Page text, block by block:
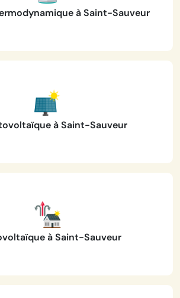
à Saint-Sauveur
à Saint-Sauveur
à Saint-Sauveur